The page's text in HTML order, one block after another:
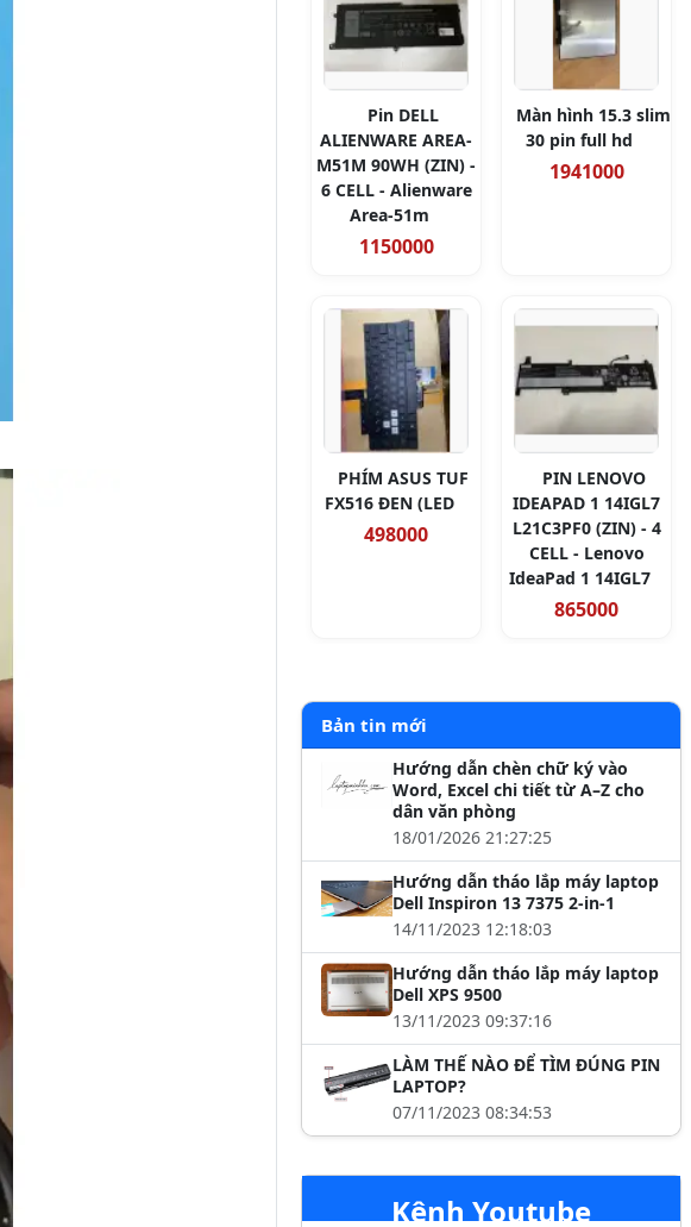
Pin DELL
ALIENWARE AREA-
M51M 90WH (ZIN) -
6 CELL - Alienware
Area-51m
1150000
Màn hình 15.3 slim
30 pin full hd
1941000
PHÍM ASUS TUF
FX516 ĐEN (LED
498000
PIN LENOVO
IDEAPAD 1 14IGL7
L21C3PF0 (ZIN) - 4
CELL - Lenovo
IdeaPad 1 14IGL7
865000
Bản tin mới
Hướng dẫn chèn chữ ký vào
Word, Excel chi tiết từ A–Z cho
dân văn phòng
18/01/2026 21:27:25
Hướng dẫn tháo lắp máy laptop
Dell Inspiron 13 7375 2-in-1
14/11/2023 12:18:03
Hướng dẫn tháo lắp máy laptop
Dell XPS 9500
13/11/2023 09:37:16
LÀM THẾ NÀO ĐỂ TÌM ĐÚNG PIN
LAPTOP?
07/11/2023 08:34:53
Kênh Youtube